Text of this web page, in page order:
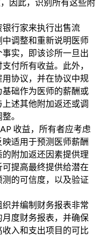
因此，识别所有这些附
行家来执行出售流
调整和重新说明医师
实，即该诊所一旦出
付所有收益。此外，
协议，并在协议中规
础作为医师的薪酬或
述其他附加返还或调
。
收益，所有者应考虑
适用于预测医师薪酬
附加返还因素提供理
提高最终提供给潜在
的可信度，以及验证
并编制财务报表非常
度财务报表，并确保
入和支出项目的可比